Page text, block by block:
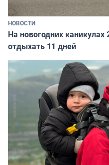
НОВОСТИ
На новогодних каникулах
отдыхать 11 дней